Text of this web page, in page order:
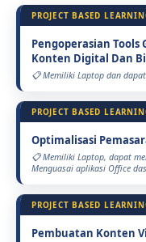
PROJECT BASED
Pengoperasian
Konten Digital Dan
Memiliki Laptop dan
PROJECT BASED
Optimalisasi
Memiliki Laptop, dapat
Menguasai aplikasi Office
PROJECT BASED
Pembuatan Konten